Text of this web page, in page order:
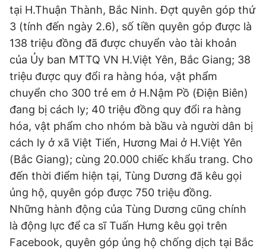
tại H.Thuận Thành, Bắc Ninh. Đợt quyên góp thứ
3 (tính đến ngày 2.6), số tiền quyên góp được là
138 triệu đồng đã được chuyển vào tài khoản
của Ủy ban MTTQ VN H.Việt Yên, Bắc Giang; 38
triệu được quy đổi ra hàng hóa, vật phẩm
chuyển cho 300 trẻ em ở H.Nậm Pồ (Điện Biên)
đang bị cách ly; 40 triệu đồng quy đổi ra hàng
hóa, vật phẩm cho nhóm bà bầu và người dân bị
cách ly ở xã Việt Tiến, Hương Mai ở H.Việt Yên
(Bắc Giang); cùng 20.000 chiếc khẩu trang. Cho
đến thời điểm hiện tại, Tùng Dương đã kêu gọi
ủng hộ, quyên góp được 750 triệu đồng.
Những hành động của Tùng Dương cũng chính
là động lực để ca sĩ Tuấn Hưng kêu gọi trên
Facebook, quyên góp ủng hộ chống dịch tại Bắc